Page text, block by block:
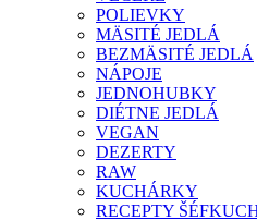
POLIEVKY
MÄSITÉ JEDLÁ
BEZMÄSITÉ JEDLÁ
NÁPOJE
JEDNOHUBKY
DIÉTNE JEDLÁ
VEGAN
DEZERTY
RAW
KUCHÁRKY
RECEPTY